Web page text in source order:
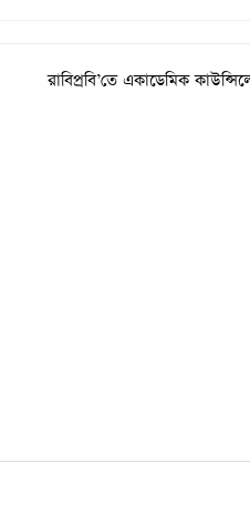
রাবিপ্রবি’তে একাডেমিক